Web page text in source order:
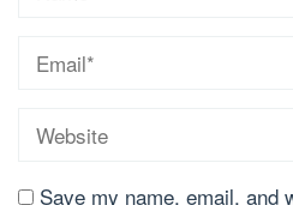
Save my name, email, and